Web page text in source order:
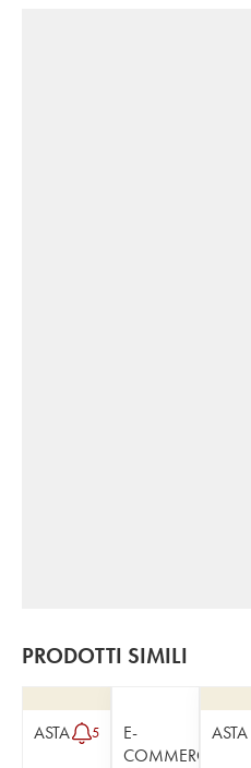
PRODOTTI SIMILI
ASTA 5
E-
COMMERCE
ASTA